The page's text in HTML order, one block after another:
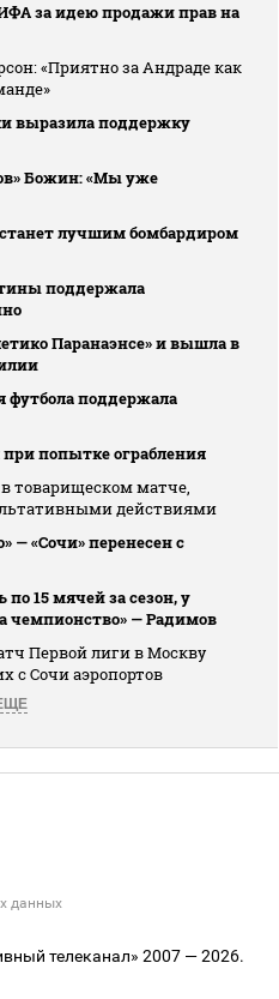
за идею продажи прав на
«Приятно за Андраде как
выразила поддержку
Божин: «Мы уже
лучшим бомбардиром
поддержала
Паранаэнсе» и вышла в
футбола поддержала
попытке ограбления
в товарищеском матче,
действиями
— «Сочи» перенесен с
по 15 мячей за сезон, у
чемпионство» — Радимов
Первой лиги в Москву
с Сочи аэропортов
данных
телеканал» 2007 — 2026.